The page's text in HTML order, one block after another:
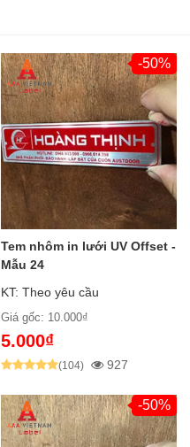
-50%
Tem nhôm in lưới UV Offset -
Mẫu 24
KT: Theo yêu cầu
Giá gốc: 10.000₫
5.000₫
(104) 927
-50%